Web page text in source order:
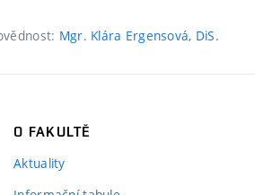
Mgr. Klára Ergensová, DiS.
O FAKULTĚ
Aktuality